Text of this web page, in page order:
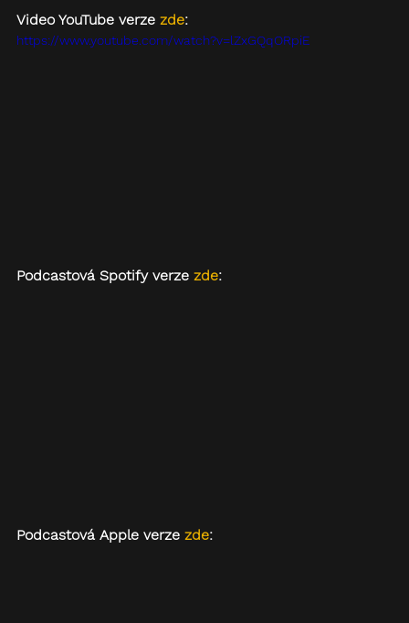
Video YouTube verze zde:
https://www.youtube.com/watch?v=lZxGQqORpiE
Podcastová Spotify verze zde:
Podcastová Apple verze zde: